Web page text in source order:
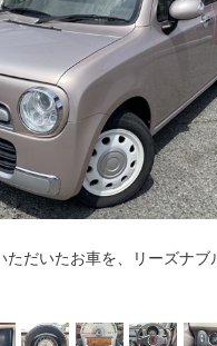
ただいたお車を、リーズナブ